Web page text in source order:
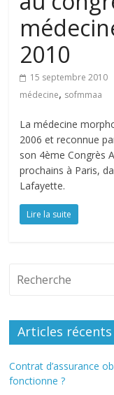
2010
15 septembre 2010
médecine, sofmmaa
La médecine
2006 et reconnue
son 4ème Congrès
prochains à Paris,
Lafayette.
Lire la suite
Articles récents
Contrat d’assurance
fonctionne ?